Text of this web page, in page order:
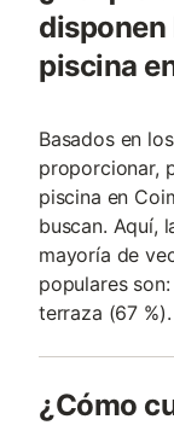
disponen
piscina
Basados en
proporcionar,
piscina en
buscan. Aquí,
mayoría de
populares
terraza (67
¿Cómo